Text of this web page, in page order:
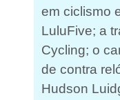
em ciclismo
LuluFive; a
Cycling; o
de contra
Hudson